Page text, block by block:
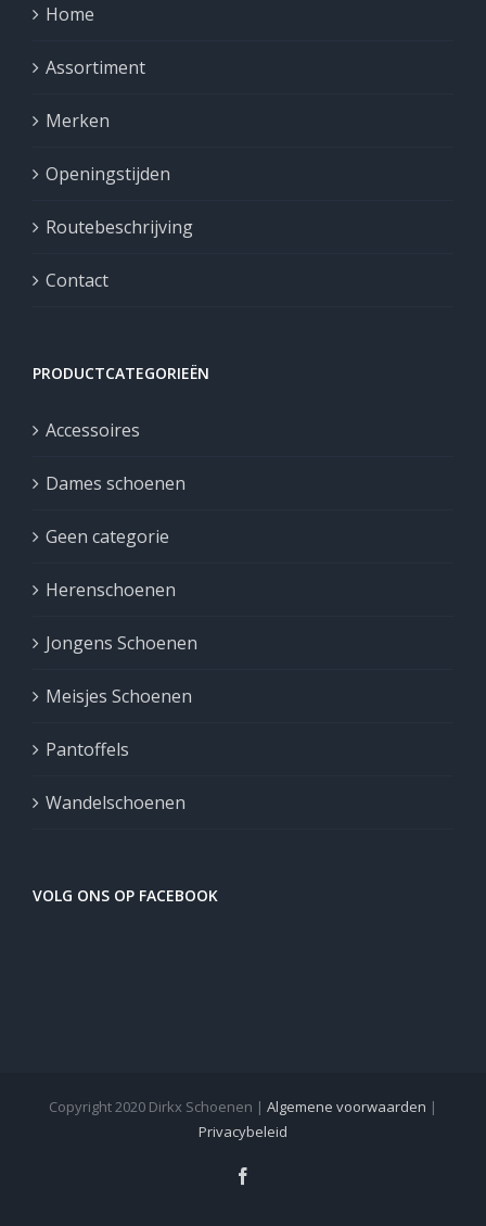
Home
Assortiment
Merken
Openingstijden
Routebeschrijving
Contact
PRODUCTCATEGORIEËN
Accessoires
Dames schoenen
Geen categorie
Herenschoenen
Jongens Schoenen
Meisjes Schoenen
Pantoffels
Wandelschoenen
VOLG ONS OP FACEBOOK
Copyright 2020 Dirkx Schoenen | Algemene voorwaarden |
Privacybeleid